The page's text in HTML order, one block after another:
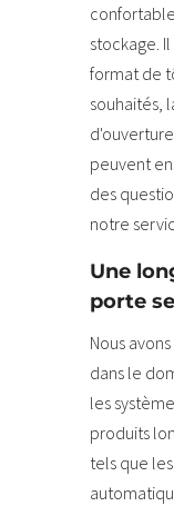
stockage.
format de
souhaités,
peuvent
des
notre
Une
porte
Nous
dans le
les
produits
tels que